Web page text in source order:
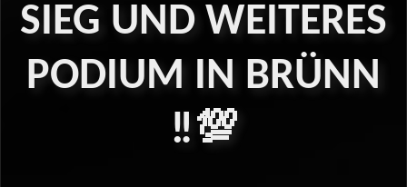
03 - Brünn
04 - Spa
SIEG UND WEITERES
PODIUM IN BRÜNN
‼️💯